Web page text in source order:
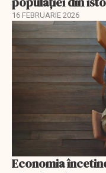
16 FEBRUARIE 2026
Economia